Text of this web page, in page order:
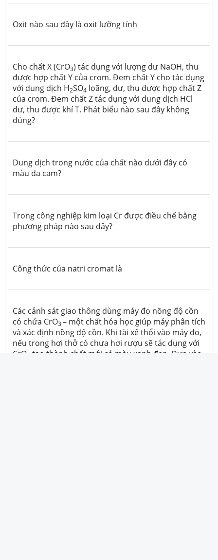
Oxit nào sau đây là oxit lưỡng tính
Cho chất X (CrO3) tác dụng với lượng dư NaOH, thu
được hợp chất Y của crom. Đem chất Y cho tác dụng
với dung dịch H2SO4 loãng, dư, thu được hợp chất Z
của crom. Đem chất Z tác dụng với dung dịch HCl
dư, thu được khí T. Phát biểu nào sau đây không
đúng?
Dung dịch trong nước của chất nào dưới đây có
màu da cam?
Trong công nghiệp kim loại Cr được điều chế bằng
phương pháp nào sau đây?
Công thức của natri cromat là
Các cảnh sát giao thông dùng máy đo nồng độ cồn
có chứa CrO3 – một chất hóa học giúp máy phân tích
và xác định nồng độ cồn. Khi tài xế thổi vào máy đo,
nếu trong hơi thở có chưa hơi rượu sẽ tác dụng với
CrO tạo thành chất mới có màu xanh đen. Dựa vào